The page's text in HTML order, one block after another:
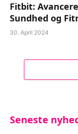
Fitbit:
Sundhed og
30. April 2024
Seneste